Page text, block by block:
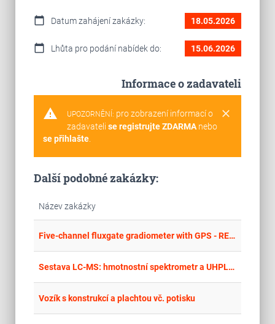
calendar_today Datum zahájení zakázky: 18.05.2026
calendar_today Lhůta pro podání nabídek do: 15.06.2026
Informace o zadavateli
warning clear
UPOZORNĚNÍ: pro zobrazení informací o
zadavateli se registrujte ZDARMAnebo
se přihlašte.
Další podobné zakázky:
Název zakázky
Five-channel fluxgate gradiometer with GPS - REISSUE
Sestava LC-MS: hmotnostní spektrometr a UHPLC kapalinový chromatograf
Vozík s konstrukcí a plachtou vč. potisku